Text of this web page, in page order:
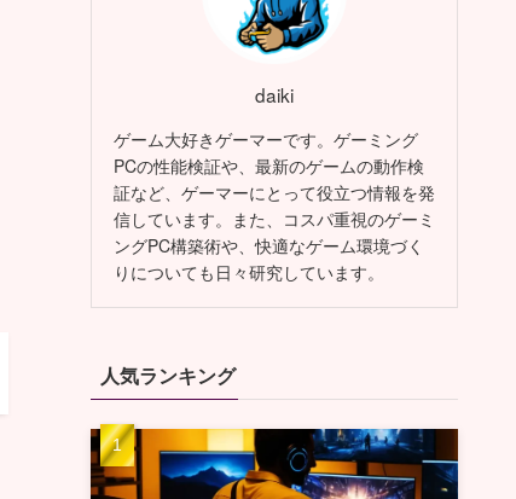
daiki
ゲーム大好きゲーマーです。ゲーミング
PCの性能検証や、最新のゲームの動作検
証など、ゲーマーにとって役立つ情報を発
信しています。また、コスパ重視のゲーミ
ングPC構築術や、快適なゲーム環境づく
りについても日々研究しています。
人気ランキング